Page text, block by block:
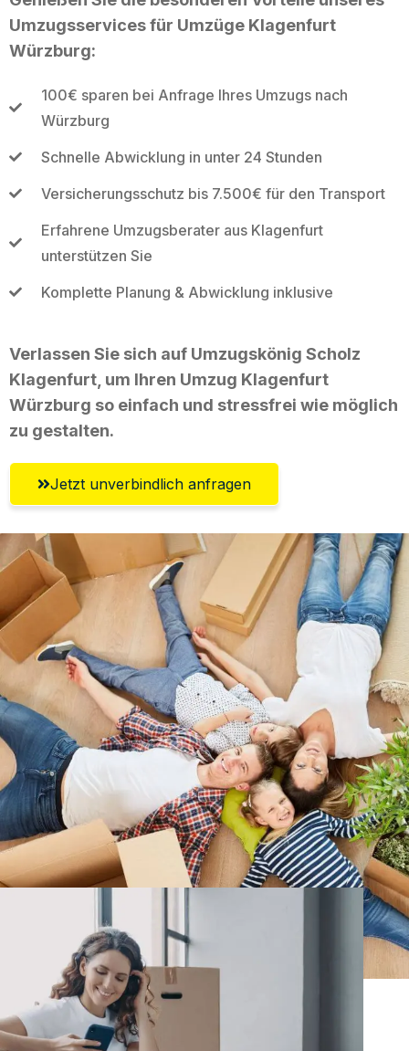
Umzugsservices für Umzüge Klagenfurt
Würzburg:
100€ sparen bei Anfrage Ihres Umzugs nach
Würzburg
Schnelle Abwicklung in unter 24 Stunden
Versicherungsschutz bis 7.500€ für den Transport
Erfahrene Umzugsberater aus Klagenfurt
unterstützen Sie
Komplette Planung & Abwicklung inklusive
Verlassen Sie sich auf Umzugskönig Scholz
Klagenfurt, um Ihren Umzug Klagenfurt
Würzburg so einfach und stressfrei wie möglich
zu gestalten.
Jetzt unverbindlich anfragen